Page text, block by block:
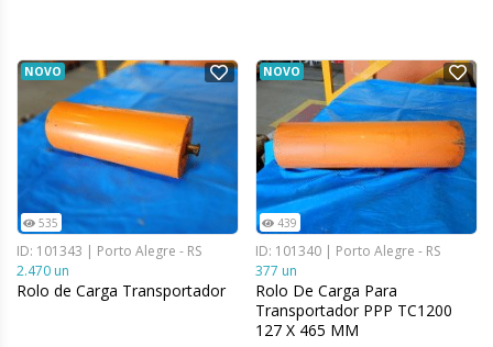
NOVO
535
ID: 101343 | Porto Alegre - RS
2.470 un
Rolo de Carga Transportador
NOVO
439
ID: 101340 | Porto Alegre - RS
377 un
Rolo De Carga Para
Transportador PPP TC1200
127 X 465 MM